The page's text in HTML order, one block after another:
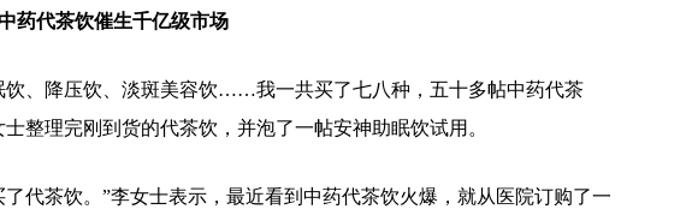
药代茶饮催生千亿级市场
饮、降压饮、淡斑美容饮……我一共买了七八种，五十多帖中药代茶
整理完刚到货的代茶饮，并泡了一帖安神助眠饮试用。
代茶饮。”李女士表示，最近看到中药代茶饮火爆，就从医院订购了一